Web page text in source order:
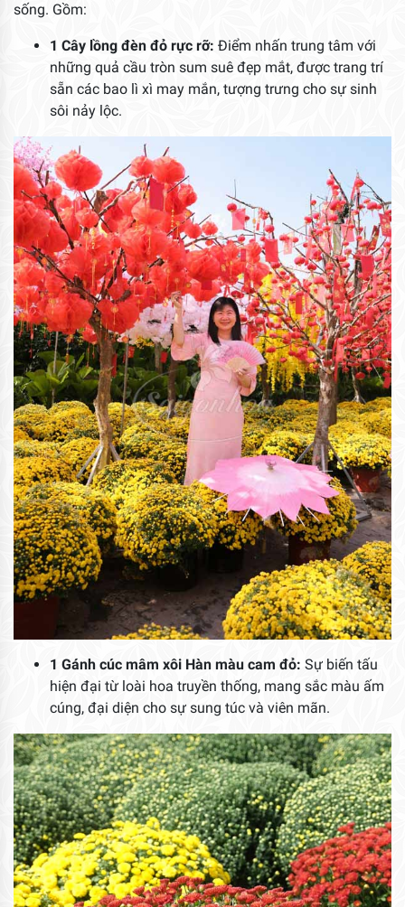
sống. Gồm:
1 Cây lồng đèn đỏ rực rỡ: Điểm nhấn trung tâm với
những quả cầu tròn sum suê đẹp mắt, được trang trí
sẵn các bao lì xì may mắn, tượng trưng cho sự sinh
sôi nảy lộc.
1 Gánh cúc mâm xôi Hàn màu cam đỏ: Sự biến tấu
hiện đại từ loài hoa truyền thống, mang sắc màu ấm
cúng, đại diện cho sự sung túc và viên mãn.